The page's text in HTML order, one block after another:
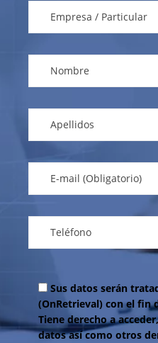
Sus datos serán
(OnRetrieval) con el fin
Tiene derecho a
datos así como otros